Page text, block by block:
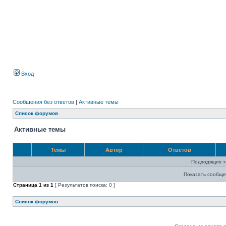
Вход
Сообщения без ответов | Активные темы
Список форумов
Активные темы
Темы Автор Ответов
Подходящих
Показать
Страница 1 из 1 [ Результатов поиска: 0 ]
Список форумов